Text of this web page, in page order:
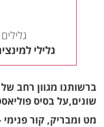
גלילי
ברשותנו מגוון רחב של
שונים,על בסיס
מט ומבריק, קור פנימי – 25,58,77